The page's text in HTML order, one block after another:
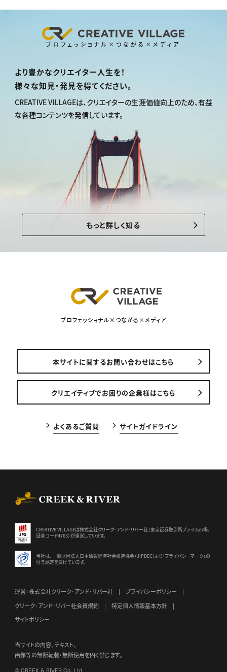
プロフェッショナル×つながる×メディア
より豊かなクリエイター人生を！
様々な知見・発見を得てください。
CREATIVE VILLAGEは、クリエイターの生涯価値向上のため、有益
な各種コンテンツを発信しています。
もっと詳しく知る
プロフェッショナル×つながる×メディア
本サイトに関するお問い合わせはこちら
クリエイティブでお困りの企業様はこちら
よくあるご質問 サイトガイドライン
CREATIVE VILLAGEは株式会社クリーク･アンド･リバー社（東京証券取引所プライム市場、
証券コード4763）が運営しています。
当社は、一般財団法人日本情報経済社会推進協会（JIPDEC）より 「プライバシーマーク」の
付与認定を受けています。
運営：株式会社クリーク･アンド･リバー社
プライバシーポリシー
クリーク･アンド･リバー社会員規約
特定個人情報基本方針
サイトポリシー
当サイトの内容、テキスト、
画像等の無断転載・無断使用を固く禁じます。